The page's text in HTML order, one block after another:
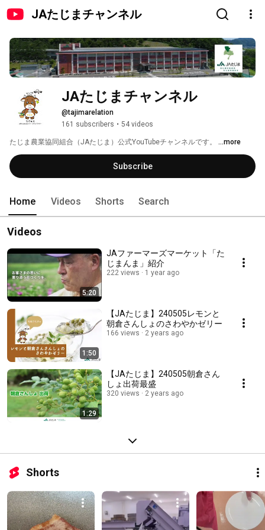
JAたじまチャンネル
JAたじまチャンネル
@tajimarelation
161 subscribers • 54 videos
たじま農業協同組合（JAたじま）公式YouTubeチャンネルです。 ...more
Subscribe
Home Videos Shorts Search
Videos
5:20
JAファーマーズマーケット「た
じまんま」紹介
222 views 1 year ago
1:50
【JAたじま】240505レモンと
朝倉さんしょのさわやかゼリー
166 views 2 years ago
1:29
【JAたじま】240505朝倉さん
しょ出荷最盛
320 views 2 years ago
Shorts